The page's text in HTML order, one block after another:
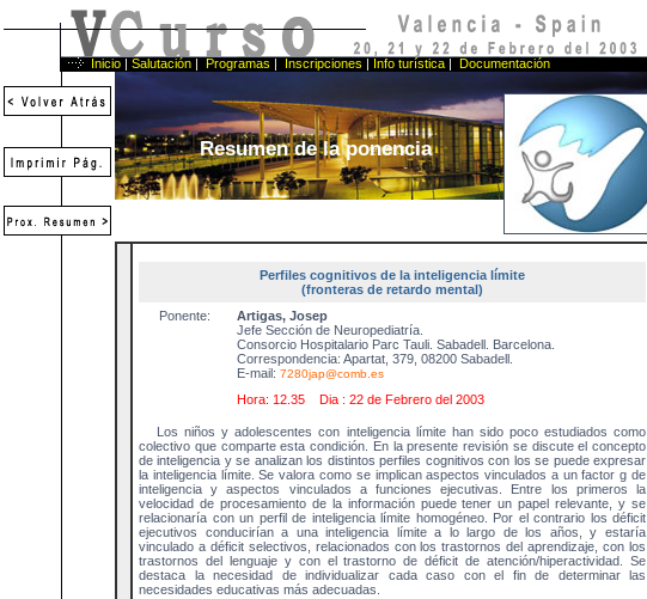
Inicio | Salutación | Programas | Inscripciones | Info turística | Documentación
Resumen de la ponencia
Perfiles cognitivos de la inteligencia límite
(fronteras de retardo mental)
Ponente:
Artigas, Josep
Jefe Sección de Neuropediatría.
Consorcio Hospitalario Parc Tauli. Sabadell. Barcelona.
Correspondencia: Apartat, 379, 08200 Sabadell.
E-mail: 7280jap@comb.es
Hora: 12.35 Dia : 22 de Febrero del 2003
Los niños y adolescentes con inteligencia límite han sido poco estudiados como
colectivo que comparte esta condición. En la presente revisión se discute el concepto
de inteligencia y se analizan los distintos perfiles cognitivos con los se puede expresar
la inteligencia límite. Se valora como se implican aspectos vinculados a un factor g de
inteligencia y aspectos vinculados a funciones ejecutivas. Entre los primeros la
velocidad de procesamiento de la información puede tener un papel relevante, y se
relacionaría con un perfil de inteligencia límite homogéneo. Por el contrario los déficit
ejecutivos conducirían a una inteligencia límite a lo largo de los años, y estaría
vinculado a déficit selectivos, relacionados con los trastornos del aprendizaje, con los
trastornos del lenguaje y con el trastorno de déficit de atención/hiperactividad. Se
destaca la necesidad de individualizar cada caso con el fin de determinar las
necesidades educativas más adecuadas.